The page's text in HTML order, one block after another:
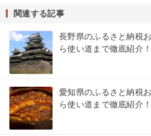
関連する記事
長野県のふるさと納税
ら使い道まで徹底紹介！
愛知県のふるさと納税
ら使い道まで徹底紹介！